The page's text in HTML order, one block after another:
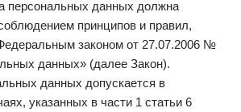
персональных данных должна
принципов и правил,
законом от 27.07.2006 №
данных» (далее Закон).
данных допускается в
указанных в части 1 статьи 6